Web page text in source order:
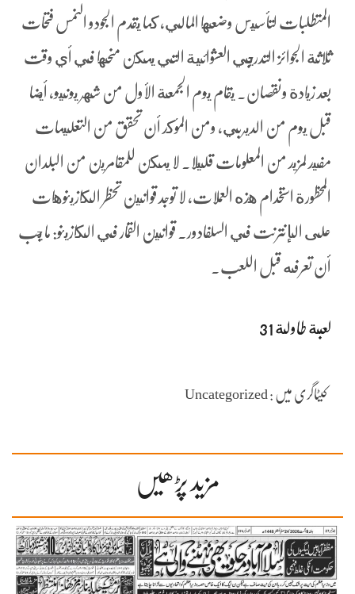
المتطلبات لتأسيس وضعها المالي، كما يقدم الجودو النمس فتحات
ثلاثة الجوائز التدريجي العشوائية التي يمكن منحها في أي وقت
بعد زيادة ونقصان. يقام يوم الجمعة الأول من شهر يونيو, أيضا
قبل يوم من الديربي، ومن المؤكد أن تحقق من التعليمات
مفيد لمزيد من المعلومات قليلا. لا يمكن للمقامرين من البلدان
المحظورة استخدام هذه العملات، لا توجد قوانين تحظر الكازينوهات
على الإنترنت في السلفادور. قوانين القمار في الكازينو: ما يجب
أن تعرفه قبل اللعب.
لعبة طاولة 31
کیٹاگری میں : Uncategorized
مزید پڑھیں